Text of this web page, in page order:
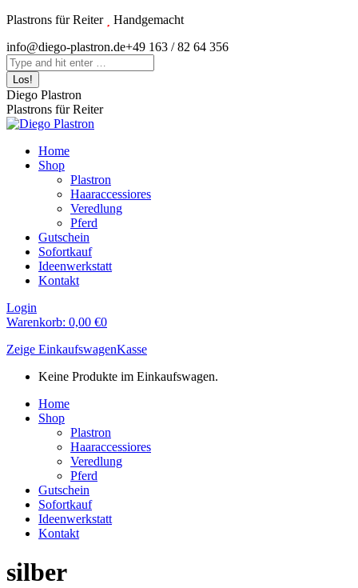
Zum
springen
Plastrons für Reiter
Handgemacht
Instagram
page
opens
in
new
window
info@diego-plastron.de+49 163 / 82 64 356
Search:
Diego Plastron
Plastrons für Reiter
Home
Shop
Plastron
Haaraccessiores
Veredlung
Pferd
Gutschein
Sofortkauf
Ideenwerkstatt
Kontakt
Login
Warenkorb: 0,00 €0
Zeige EinkaufswagenKasse
Keine Produkte im Einkaufswagen.
Home
Shop
Plastron
Haaraccessiores
Veredlung
Pferd
Gutschein
Sofortkauf
Ideenwerkstatt
Kontakt
silber